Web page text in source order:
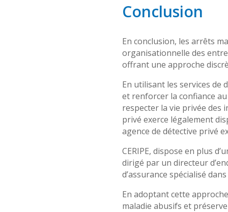
Conclusion
En conclusion, les arrêts
organisationnelle des
offrant une approche
En utilisant les services
et renforcer la confiance
respecter la vie privée des
privé exerce légalement
agence de détective privé
CERIPE, dispose en plus
dirigé par un directeur
d’assurance spécialisé
En adoptant cette
maladie abusifs et